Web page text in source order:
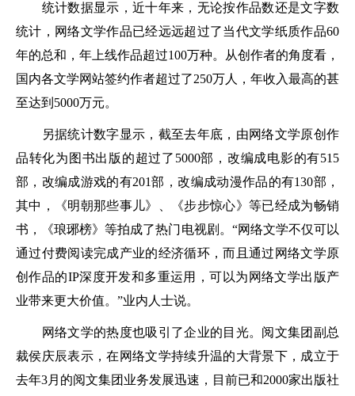
统计数据显示，近十年来，无论按作品数还是文字数
统计，网络文学作品已经远远超过了当代文学纸质作品60
年的总和，年上线作品超过100万种。从创作者的角度看，
国内各文学网站签约作者超过了250万人，年收入最高的甚
至达到5000万元。
另据统计数字显示，截至去年底，由网络文学原创作
品转化为图书出版的超过了5000部，改编成电影的有515
部，改编成游戏的有201部，改编成动漫作品的有130部，
其中，《明朝那些事儿》、《步步惊心》等已经成为畅销
书，《琅琊榜》等拍成了热门电视剧。“网络文学不仅可以
通过付费阅读完成产业的经济循环，而且通过网络文学原
创作品的IP深度开发和多重运用，可以为网络文学出版产
业带来更大价值。”业内人士说。
网络文学的热度也吸引了企业的目光。阅文集团副总
裁侯庆辰表示，在网络文学持续升温的大背景下，成立于
去年3月的阅文集团业务发展迅速，目前已和2000家出版社